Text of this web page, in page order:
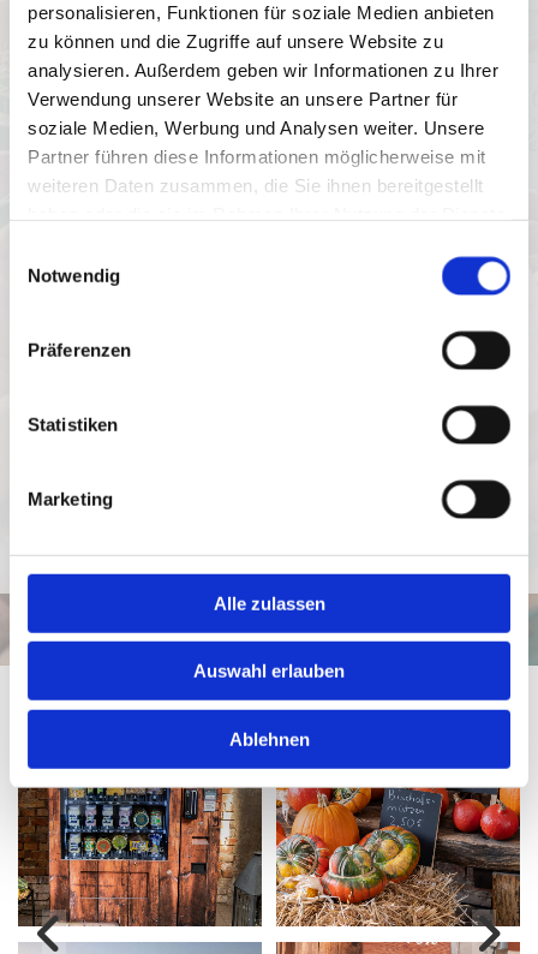
personalisieren, Funktionen für soziale Medien anbieten
zu können und die Zugriffe auf unsere Website zu
analysieren. Außerdem geben wir Informationen zu Ihrer
Verwendung unserer Website an unsere Partner für
soziale Medien, Werbung und Analysen weiter. Unsere
Partner führen diese Informationen möglicherweise mit
weiteren Daten zusammen, die Sie ihnen bereitgestellt
Notwendig
Präferenzen
Statistiken
Marketing
Alle zulassen
Auswahl erlauben
Ablehnen
Steinbrink 39, 30966 Hemmingen/OT
Harkenbleck
Hof Stolte
Im Unteren Dorfe 2, 31249
Hohenhameln
Buchholzer Straße 40, 30629 Hannover

Hildesheimer Straße 310, 30880
Peiner Straße 65-69, 31319 Sehnde
Chausseestraße 45, 31319 Sehnde